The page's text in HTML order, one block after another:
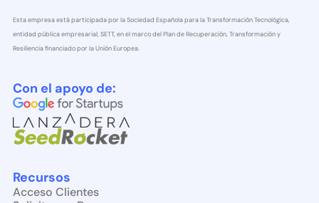
Esta empresa está participada por la Sociedad Española para la Transformación Tecnológica,
entidad pública empresarial, SETT, en el marco del Plan de Recuperación, Transformación y
Resiliencia financiado por la Unión Europea.
Con el apoyo de:
Recursos
Acceso Clientes